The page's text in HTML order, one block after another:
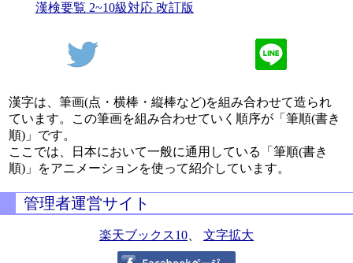
漢検要覧 2~10級対応 改訂版
漢字は、筆画(点・横棒・縦棒など)を組み合わせて造られ
ています。この筆画を組み合わせていく順序が「筆順(書き
順)」です。
ここでは、日本において一般に通用している「筆順(書き
順)」をアニメーションを使って紹介しています。
管理者運営サイト
楽天ブックス10 文字拡大